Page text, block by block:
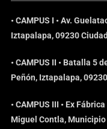
• CAMPUS I • Av.
Iztapalapa, 09230
• CAMPUS II • Batalla 5
Peñón, Iztapalapa,
• CAMPUS III • Ex
Miguel Contla,